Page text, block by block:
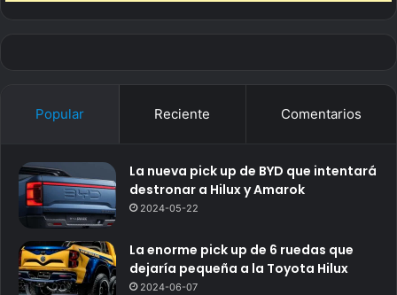
Popular Reciente Comentarios
La nueva pick up de BYD que intentará
destronar a Hilux y Amarok
2024-05-22
La enorme pick up de 6 ruedas que
dejaría pequeña a la Toyota Hilux
2024-06-07